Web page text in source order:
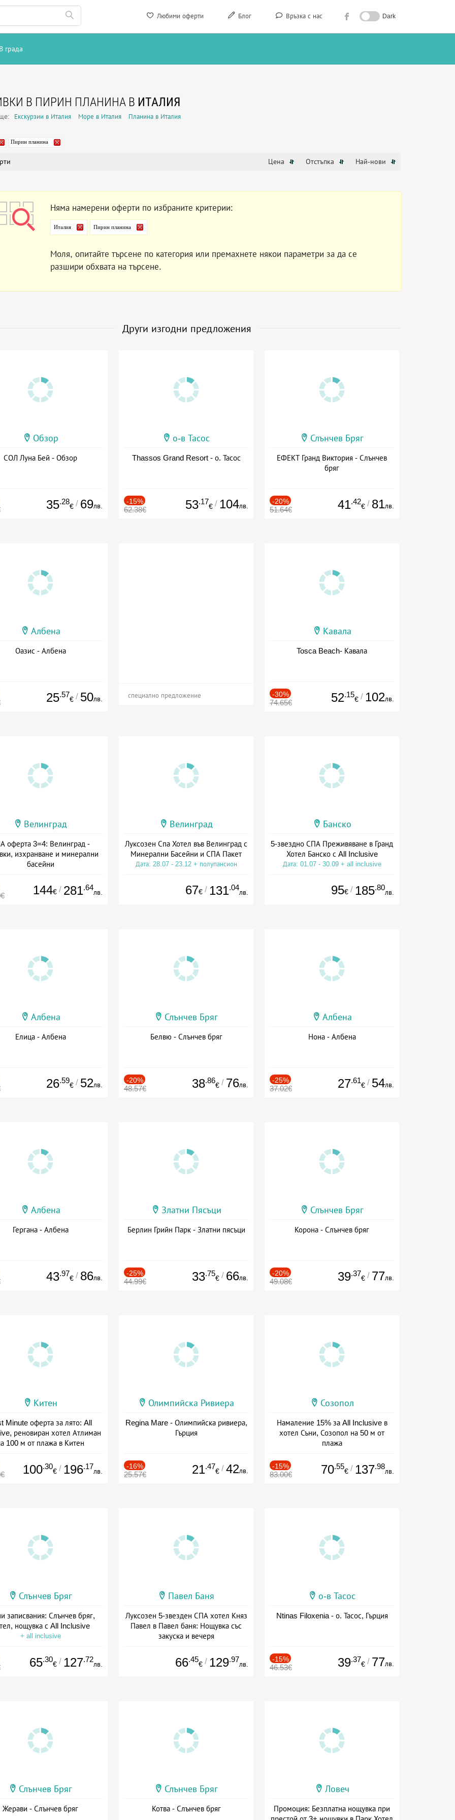
Любими оферти Блог Връзка с нас Dark
В града
В ПИРИН ПЛАНИНА В ИТАЛИЯ
Екскурзии в Италия Море в Италия Планина в Италия
Пирин планина
Цена Отстъпка Най-нови
Няма намерени оферти по избраните критерии:
Италия Пирин планина
Моля, опитайте търсене по категория или премахнете някои параметри за да се
разшири обхвата на търсене.
Други изгодни предложения
Обзор
СОЛ Луна Бей - Обзор
35.28
€ / 69лв.
о-в Тасос
Thassos Grand Resort - о. Тасос
-15%
62.38€ 53.17
€ / 104лв.
Слънчев Бряг
ЕФЕКТ Гранд Виктория - Слънчев
бряг
-20%
51.64€ 41.42
€ / 81лв.
Албена
Оазис - Албена
25.57
€ / 50лв. специално предложение
Кавала
Tosca Beach- Кавала
-30%
74.65€ 52.15
€ / 102лв.
Велинград
оферта 3=4: Велинград -
изхранване и минерални
басейни
144€ / 281.64
лв.
Велинград
Луксозен Спа Хотел във Велинград с
Минерални Басейни и СПА Пакет
Дата: 28.07 - 23.12 + полупансион
67€ / 131.04
лв.
Банско
5-звездно СПА Преживяване в Гранд
Хотел Банско с All Inclusive
Дата: 01.07 - 30.09 + all inclusive
95€ / 185.80
лв.
Албена
Елица - Албена
26.59
€ / 52лв.
Слънчев Бряг
Белвю - Слънчев бряг
-20%
48.57€ 38.86
€ / 76лв.
Албена
Нона - Албена
-25%
37.02€ 27.61
€ / 54лв.
Албена
Гергана - Албена
43.97
€ / 86лв.
Златни Пясъци
Берлин Грийн Парк - Златни пясъци
-25%
44.99€ 33.75
€ / 66лв.
Слънчев Бряг
Корона - Слънчев бряг
-20%
49.08€ 39.37
€ / 77лв.
Китен
Minute оферта за лято: All
реновиран хотел Атлиман
100 м от плажа в Китен
100.30
€ / 196.17
лв.
Олимпийска Ривиера
Regina Mare - Олимпийска ривиера,
Гърция
-16%
25.57€ 21.47
€ / 42лв.
Созопол
Намаление 15% за All Inclusive в
хотел Съни, Созопол на 50 м от
плажа
-15%
83.00€ 70.55
€ / 137.98
лв.
Слънчев Бряг
записвания: Слънчев бряг,
нощувка с All Inclusive
+ all inclusive
65.30
€ / 127.72
лв.
Павел Баня
Луксозен 5-звезден СПА хотел Княз
Павел в Павел баня: Нощувка със
закуска и вечеря
66.45
€ / 129.97
лв.
о-в Тасос
Ntinas Filoxenia - о. Тасос, Гърция
-15%
46.53€ 39.37
€ / 77лв.
Слънчев Бряг
Жерави - Слънчев бряг
Слънчев Бряг
Котва - Слънчев бряг
Ловеч
Промоция: Безплатна нощувка при